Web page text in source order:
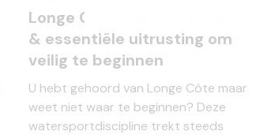
Longe Côte: voordelen, tips
& essentiële uitrusting om
veilig te beginnen
U hebt gehoord van Longe Côte maar
weet niet waar te beginnen? Deze
watersportdiscipline trekt steeds